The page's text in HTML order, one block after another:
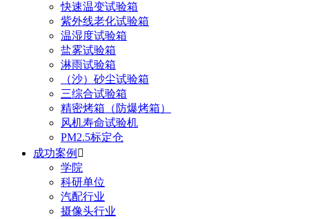
快速温变试验箱
紫外线老化试验箱
温湿度试验箱
盐雾试验箱
淋雨试验箱
（沙）砂尘试验箱
三综合试验箱
精密烤箱（防爆烤箱）
风机寿命试验机
PM2.5标定仓
成功案例 
学院
科研单位
汽配行业
摄像头行业